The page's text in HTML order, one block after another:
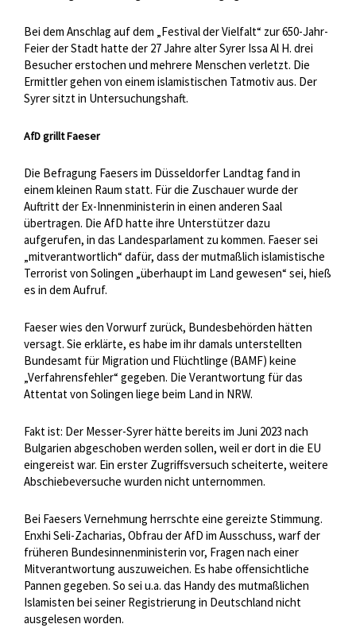
Bei dem Anschlag auf dem „Festival der Vielfalt“ zur 650-Jahr-
Feier der Stadt hatte der 27 Jahre alter Syrer Issa Al H. drei
Besucher erstochen und mehrere Menschen verletzt. Die
Ermittler gehen von einem islamistischen Tatmotiv aus. Der
Syrer sitzt in Untersuchungshaft.
AfD grillt Faeser
Die Befragung Faesers im Düsseldorfer Landtag fand in
einem kleinen Raum statt. Für die Zuschauer wurde der
Auftritt der Ex-Innenministerin in einen anderen Saal
übertragen. Die AfD hatte ihre Unterstützer dazu
aufgerufen, in das Landesparlament zu kommen. Faeser sei
„mitverantwortlich“ dafür, dass der mutmaßlich islamistische
Terrorist von Solingen „überhaupt im Land gewesen“ sei, hieß
es in dem Aufruf.
Faeser wies den Vorwurf zurück, Bundesbehörden hätten
versagt. Sie erklärte, es habe im ihr damals unterstellten
Bundesamt für Migration und Flüchtlinge (BAMF) keine
„Verfahrensfehler“ gegeben. Die Verantwortung für das
Attentat von Solingen liege beim Land in NRW.
Fakt ist: Der Messer-Syrer hätte bereits im Juni 2023 nach
Bulgarien abgeschoben werden sollen, weil er dort in die EU
eingereist war. Ein erster Zugriffsversuch scheiterte, weitere
Abschiebeversuche wurden nicht unternommen.
Bei Faesers Vernehmung herrschte eine gereizte Stimmung.
Enxhi Seli-Zacharias, Obfrau der AfD im Ausschuss, warf der
früheren Bundesinnenministerin vor, Fragen nach einer
Mitverantwortung auszuweichen. Es habe offensichtliche
Pannen gegeben. So sei u.a. das Handy des mutmaßlichen
Islamisten bei seiner Registrierung in Deutschland nicht
ausgelesen worden.